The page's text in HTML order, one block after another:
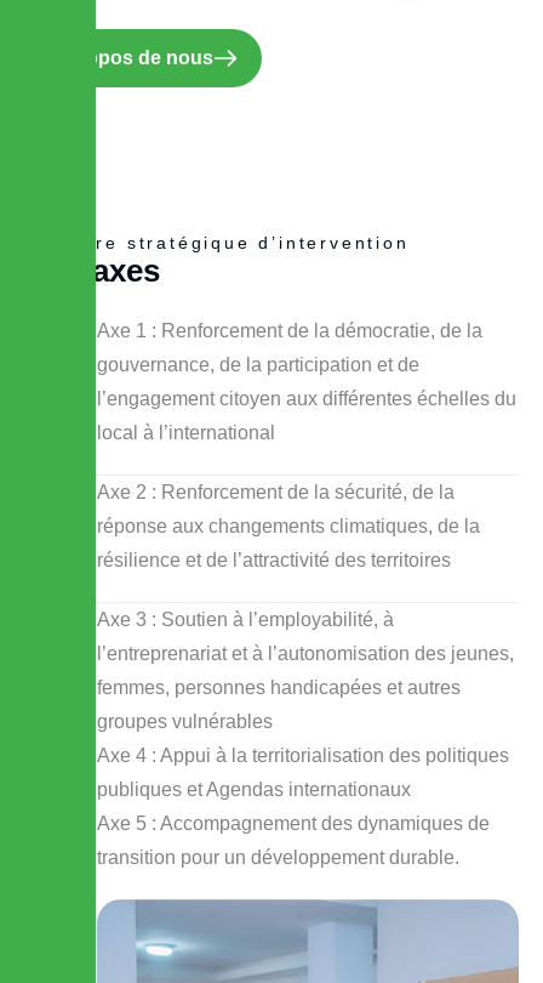
A propos de nous
Cadre stratégique d’intervention
axes
Axe 1 : Renforcement de la démocratie, de la
gouvernance, de la participation et de
l’engagement citoyen aux différentes échelles du
local à l’international
Axe 2 : Renforcement de la sécurité, de la
réponse aux changements climatiques, de la
résilience et de l’attractivité des territoires
Axe 3 : Soutien à l’employabilité, à
l’entreprenariat et à l’autonomisation des jeunes,
femmes, personnes handicapées et autres
groupes vulnérables
Axe 4 : Appui à la territorialisation des politiques
publiques et Agendas internationaux
Axe 5 : Accompagnement des dynamiques de
transition pour un développement durable.